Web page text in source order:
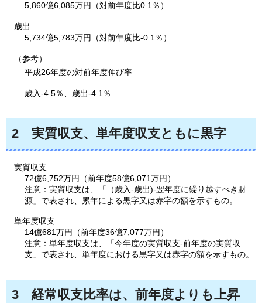
5,860億6,085万円（対前年度比0.1％）
歳出
5,734億5,783万円（対前年度比-0.1％）
（参考）
平成26年度の対前年度伸び率
歳入-4.5％、歳出-4.1％
2 実質収支、 単年度収支ともに黒字
実質収支
72億6,752万円（前年度58億6,071万円）
注意：実質収支は、「（歳入-歳出)-翌年度に繰り越すべき財
源」で表され、累年による黒字又は赤字の額を示すもの。
単年度収支
14億681万円（前年度36億7,077万円）
注意：単年度収支は、「今年度の実質収支-前年度の実質収
支」で表され、単年度における黒字又は赤字の額を示すもの。
3 経常収支比率は、 前年度よりも上昇